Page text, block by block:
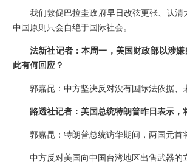
我们敦促巴拉圭政府早日改弦更张、认
中国原则只会自绝于国际社会。
法新社记者：本周一，美国财政部以涉
此有何回应？
郭嘉昆：中方坚决反对没有国际法依据、
路透社记者：美国总统特朗普昨日表示
郭嘉昆：特朗普总统访华期间，两国元首
中方反对美国向中国台湾地区出售武器的